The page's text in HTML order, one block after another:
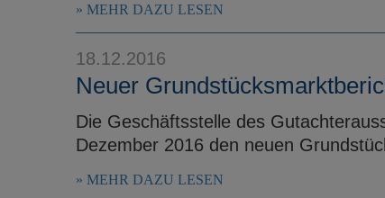
MEHR DAZU LESEN
18.12.2016
Neuer
Die Geschäftsstelle des
Dezember 2016 den neuen
MEHR DAZU LESEN